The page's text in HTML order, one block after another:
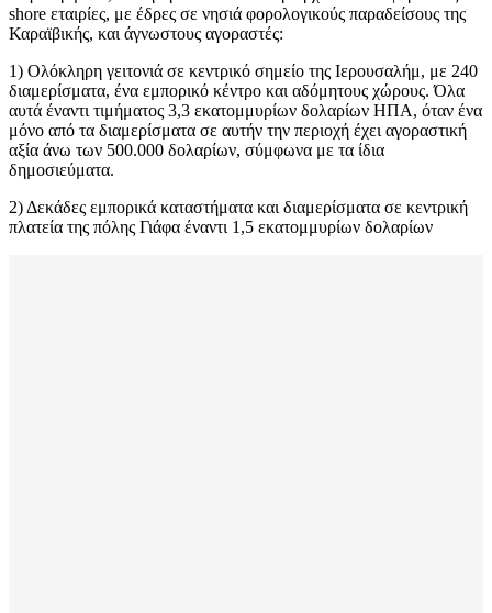
shore εταιρίες, με έδρες σε νησιά φορολογικούς παραδείσους της
Καραϊβικής, και άγνωστους αγοραστές:
1) Ολόκληρη γειτονιά σε κεντρικό σημείο της Ιερουσαλήμ, με 240
διαμερίσματα, ένα εμπορικό κέντρο και αδόμητους χώρους. Όλα
αυτά έναντι τιμήματος 3,3 εκατομμυρίων δολαρίων ΗΠΑ, όταν ένα
μόνο από τα διαμερίσματα σε αυτήν την περιοχή έχει αγοραστική
αξία άνω των 500.000 δολαρίων, σύμφωνα με τα ίδια
δημοσιεύματα.
2) Δεκάδες εμπορικά καταστήματα και διαμερίσματα σε κεντρική
πλατεία της πόλης Γιάφα έναντι 1,5 εκατομμυρίων δολαρίων